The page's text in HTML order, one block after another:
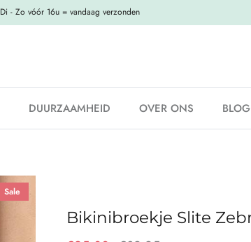
Di - Zo vóór 16u = vandaag verzonden
DUURZAAMHEID OVER ONS BLOG
Sale
Bikinibroekje Slite